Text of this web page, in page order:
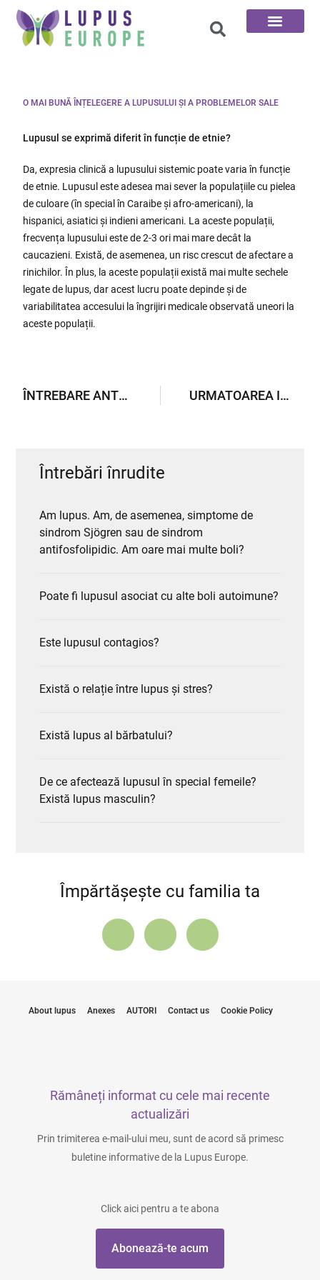
O MAI BUNĂ ÎNȚELEGERE A LUPUSULUI ȘI A PROBLEMELOR SALE
Lupusul se exprimă diferit în funcție de etnie?
Da, expresia clinică a lupusului sistemic poate varia în funcție
de etnie. Lupusul este adesea mai sever la populațiile cu pielea
de culoare (în special în Caraibe și afro-americani), la
hispanici, asiatici și indieni americani. La aceste populații,
frecvența lupusului este de 2-3 ori mai mare decât la
caucazieni. Există, de asemenea, un risc crescut de afectare a
rinichilor. În plus, la aceste populații există mai multe sechele
legate de lupus, dar acest lucru poate depinde și de
variabilitatea accesului la îngrijiri medicale observată uneori la
aceste populații.
ÎNTREBARE ANTERIOARĂ URMATOAREA INTREBARE
Întrebări înrudite
Am lupus. Am, de asemenea, simptome de
sindrom Sjögren sau de sindrom
antifosfolipidic. Am oare mai multe boli?
Poate fi lupusul asociat cu alte boli autoimune?
Este lupusul contagios?
Există o relație între lupus și stres?
Există lupus al bărbatului?
De ce afectează lupusul în special femeile?
Există lupus masculin?
Împărtășește cu familia ta
About lupus Anexes AUTORI Contact us Cookie Policy
Rămâneți informat cu cele mai recente
actualizări
Prin trimiterea e-mail-ului meu, sunt de acord să primesc
buletine informative de la Lupus Europe.
Click aici pentru a te abona
Abonează-te acum